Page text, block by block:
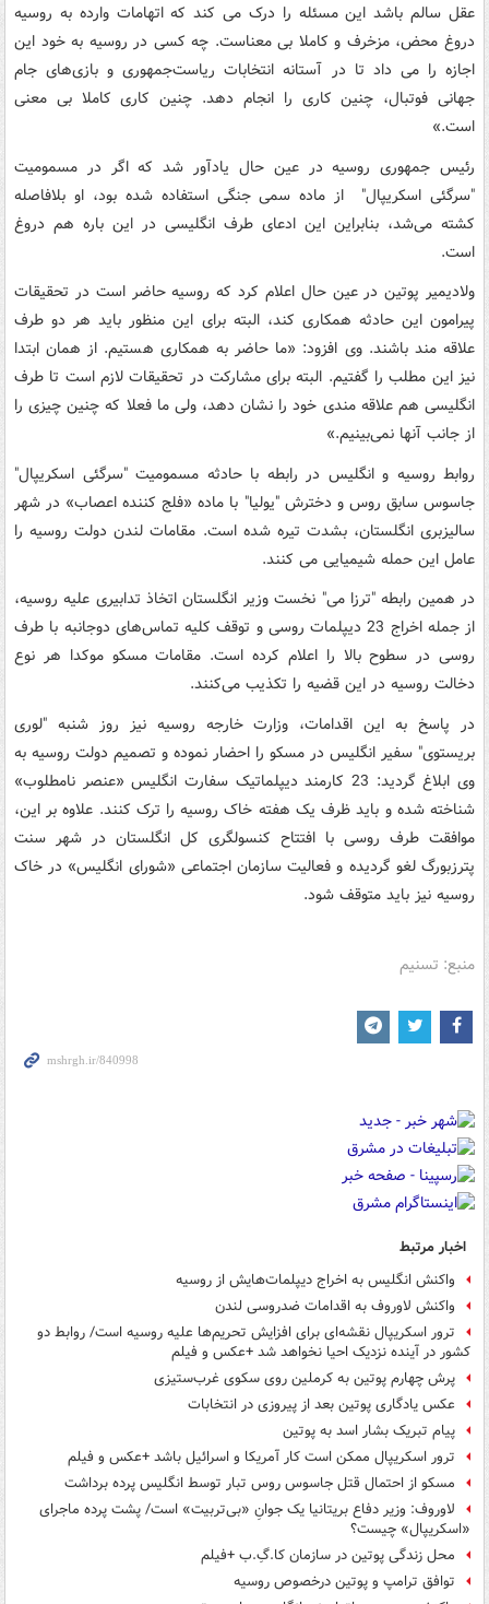
عقل سالم باشد این مسئله را درک می کند که اتهامات وارده به روسیه
دروغ محض، مزخرف و کاملا بی معناست. چه کسی در روسیه به خود این
اجازه را می داد تا در آستانه انتخابات ریاست‌جمهوری و بازی‌های جام
جهانی فوتبال، چنین کاری را انجام دهد. چنین کاری کاملا بی معنی
است.»
رئیس جمهوری روسیه در عین حال یادآور شد که اگر در مسمومیت
"سرگئی اسکریپال" از ماده سمی جنگی استفاده شده بود، او بلافاصله
کشته می‌شد، بنابراین این ادعای طرف انگلیسی در این باره هم دروغ
است.
ولادیمیر پوتین در عین حال اعلام کرد که روسیه حاضر است در تحقیقات
پیرامون این حادثه همکاری کند، البته برای این منظور باید هر دو طرف
علاقه مند باشند. وی افزود: «ما حاضر به همکاری هستیم. از همان ابتدا
نیز این مطلب را گفتیم. البته برای مشارکت در تحقیقات لازم است تا طرف
انگلیسی هم علاقه مندی خود را نشان دهد، ولی ما فعلا که چنین چیزی را
از جانب آنها نمی‌بینیم.»
روابط روسیه و انگلیس در رابطه با حادثه مسمومیت "سرگئی اسکریپال"
جاسوس سابق روس و دخترش "یولیا" با ماده «فلج کننده اعصاب» در شهر
سالیزبری انگلستان، بشدت تیره شده است. مقامات لندن دولت روسیه را
عامل این حمله شیمیایی می کنند.
در همین رابطه "ترزا می" نخست وزیر انگلستان اتخاذ تدابیری علیه روسیه،
از جمله اخراج 23 دیپلمات روسی و توقف کلیه تماس‌های دوجانبه با طرف
روسی در سطوح بالا را اعلام کرده است. مقامات مسکو موکدا هر نوع
دخالت روسیه در این قضیه را تکذیب می‌کنند.
در پاسخ به این اقدامات، وزارت خارجه روسیه نیز روز شنبه "لوری
بریستوی" سفیر انگلیس در مسکو را احضار نموده و تصمیم دولت روسیه به
وی ابلاغ گردید: 23 کارمند دیپلماتیک سفارت انگلیس «عنصر نامطلوب»
شناخته شده و باید ظرف یک هفته خاک روسیه را ترک کنند. علاوه بر این،
موافقت طرف روسی با افتتاح کنسولگری کل انگلستان در شهر سنت
پترزبورگ لغو گردیده و فعالیت سازمان اجتماعی «شورای انگلیس» در خاک
روسیه نیز باید متوقف شود.
منبع: تسنیم
اخبار مرتبط
واکنش انگلیس به اخراج دیپلمات‌هایش از روسیه
واکنش لاوروف به اقدامات ضدروسی لندن
ترور اسکریپال نقشه‌ای برای افزایش تحریم‌ها علیه روسیه است/ روابط دو
کشور در آینده نزدیک احیا نخواهد شد +عکس و فیلم
پرش چهارم پوتین به کرملین روی سکوی غرب‌ستیزی
عکس یادگاری پوتین بعد از پیروزی در انتخابات
پیام تبریک بشار اسد به پوتین
ترور اسکریپال ممکن است کار آمریکا و اسرائیل باشد +عکس و فیلم
مسکو از احتمال قتل جاسوس روس تبار توسط انگلیس پرده برداشت
لاوروف: وزیر دفاع بریتانیا یک جوانِ «بی‌تربیت» است/ پشت پرده ماجرای
«اسکریپال» چیست؟
محل زندگی پوتین در سازمان کا.گِ.ب +فیلم
توافق ترامپ و پوتین درخصوص روسیه